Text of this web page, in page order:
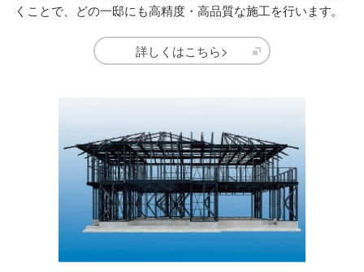
くことで、どの一邸にも高精度・高品質な施工を行います。
詳しくはこちら>